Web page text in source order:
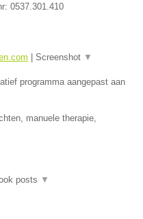
0537.301.410
Screenshot ▼
programma aangepast aan
manuele therapie,
posts ▼